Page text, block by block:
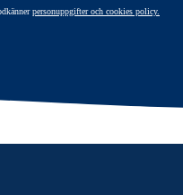
personuppgifter och cookies policy.